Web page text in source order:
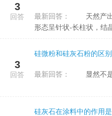
3
回答 最新回答：
形态呈针状-长柱状，结
3
回答
硅微粉和硅灰石粉的区
最新回答： 显然不是
硅灰石在涂料中的作用